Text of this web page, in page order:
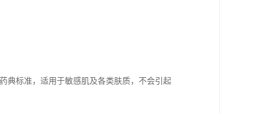
典标准，适用于敏感肌及各类肤质，不会引起